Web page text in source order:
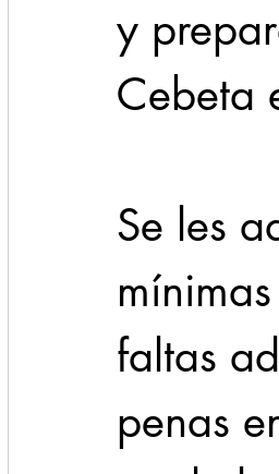
y
Cebeta
Se les
faltas
penas